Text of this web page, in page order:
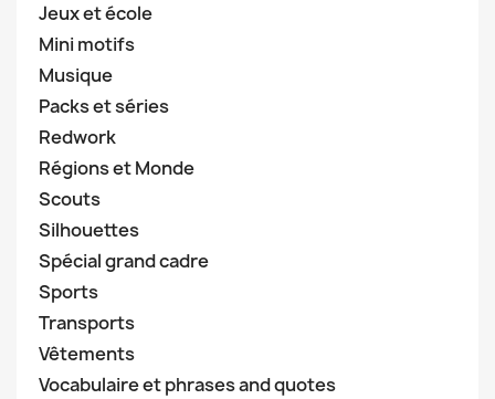
Jeux et école
Mini motifs
Musique
Packs et séries
Redwork
Régions et Monde
Scouts
Silhouettes
Spécial grand cadre
Sports
Transports
Vêtements
Vocabulaire et phrases and quotes